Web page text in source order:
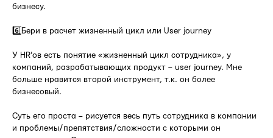
бизнесу.
6️⃣Бери в расчет жизненный цикл или User journey
У HR'ов есть понятие «жизненный цикл сотрудника», у
компаний, разрабатывающих продукт – user journey. Мне
больше нравится второй инструмент, т.к. он более
бизнесовый.
Суть его проста – рисуется весь путь сотрудника в компании
и проблемы/препятствия/сложности с которыми он